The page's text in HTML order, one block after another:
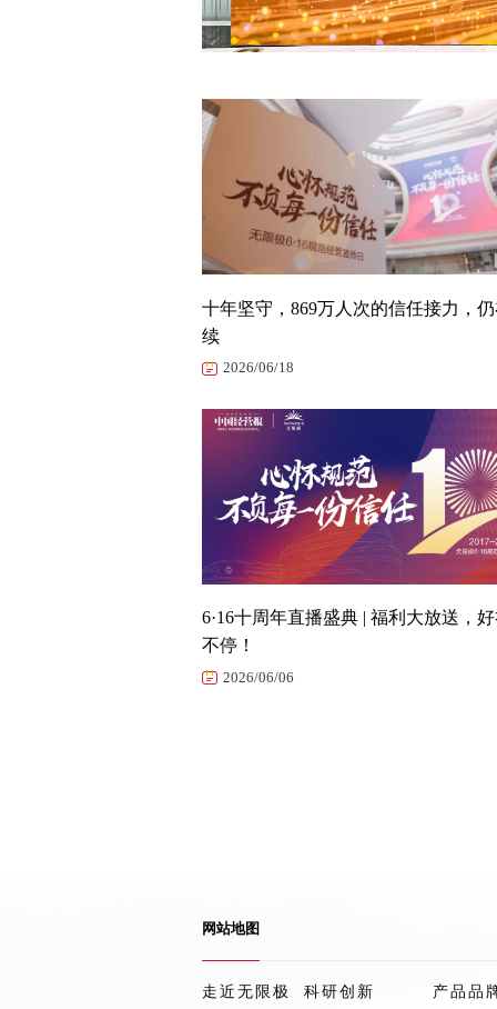
十年坚守，869万人次的信任接力，
续
2026/06/18
6·16十周年直播盛典 | 福利大放送，
不停！
2026/06/06
网站地图
走近无限极 科研创新 产品品